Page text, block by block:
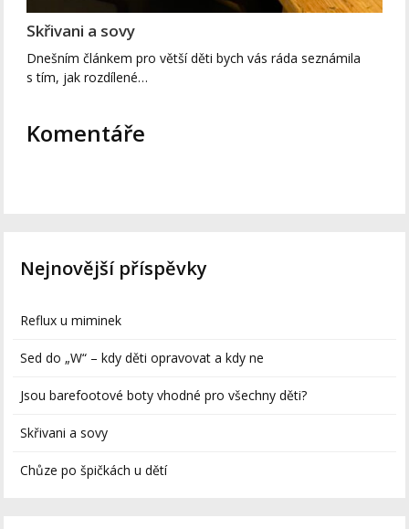
Skřivani a sovy
Dnešním článkem pro větší děti bych vás ráda seznámila
s tím, jak rozdílené…
Komentáře
Nejnovější příspěvky
Reflux u miminek
Sed do „W“ – kdy děti opravovat a kdy ne
Jsou barefootové boty vhodné pro všechny děti?
Skřivani a sovy
Chůze po špičkách u dětí